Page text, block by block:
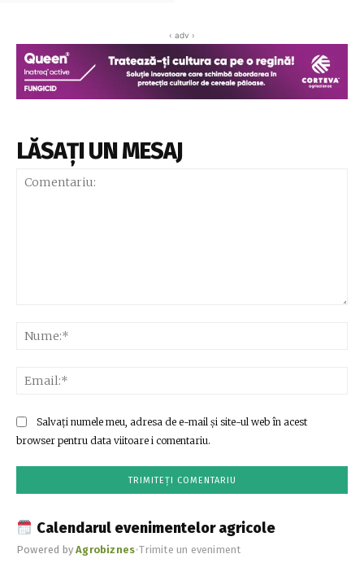
‹ adv ›
LĂSAȚI UN MESAJ
Salvați numele meu, adresa de e-mail și site-ul web în acest
browser pentru data viitoare i comentariu.
Calendarul evenimentelor agricole
Powered byAgrobiznes•Trimite un eveniment